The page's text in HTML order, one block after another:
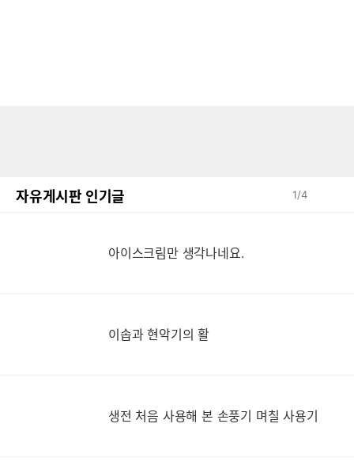
자유게시판 인기글 1/4
아이스크림만 생각나네요.
이솝과 현악기의 활
생전 처음 사용해 본 손풍기 며칠 사용기